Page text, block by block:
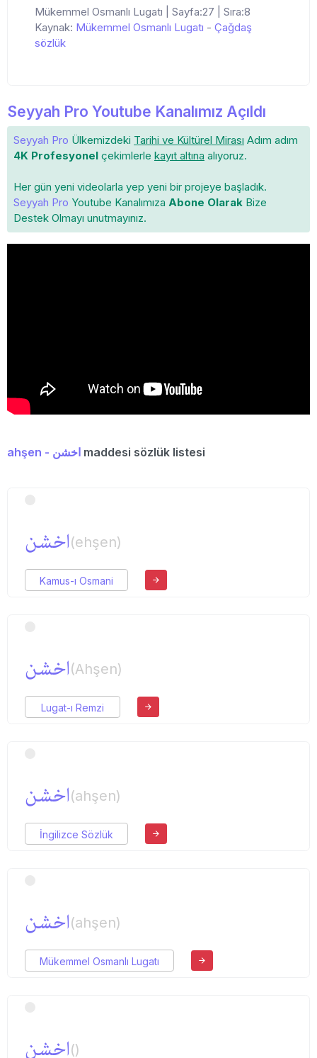
Mükemmel Osmanlı Lugatı | Sayfa:27 | Sıra:8
Kaynak: Mükemmel Osmanlı Lugatı - Çağdaş
sözlük
Seyyah Pro Youtube Kanalımız Açıldı
Seyyah Pro Ülkemizdeki Tarihi ve Kültürel Mirası Adım adım
4K Profesyonel çekimlerle kayıt altına alıyoruz.
Her gün yeni videolarla yep yeni bir projeye başladık.
Seyyah Pro Youtube Kanalımıza Abone Olarak Bize
Destek Olmayı unutmayınız.
ahşen - اخشن maddesi sözlük listesi
اخشن(ehşen)
Kamus-ı Osmani
اخشن(Ahşen)
Lugat-ı Remzi
اخشن(ahşen)
İngilizce Sözlük
اخشن(ahşen)
Mükemmel Osmanlı Lugatı
اخشن()